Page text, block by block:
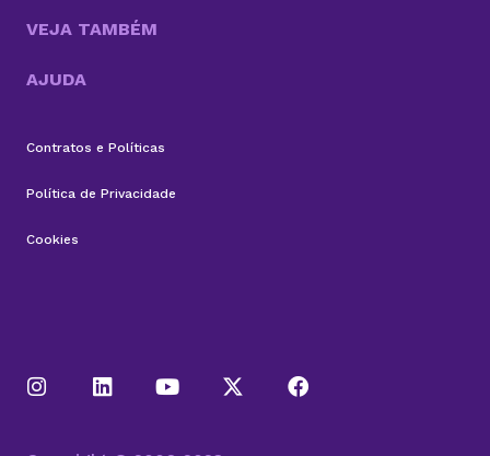
VEJA TAMBÉM
AJUDA
Contratos e Políticas
Política de Privacidade
Cookies